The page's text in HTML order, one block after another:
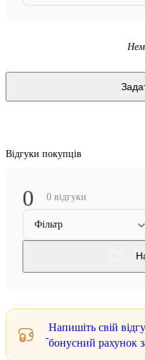
Відгуки покупців
0 0 відгуки
Фільтр
Напишіть свій
бонусний рахунок